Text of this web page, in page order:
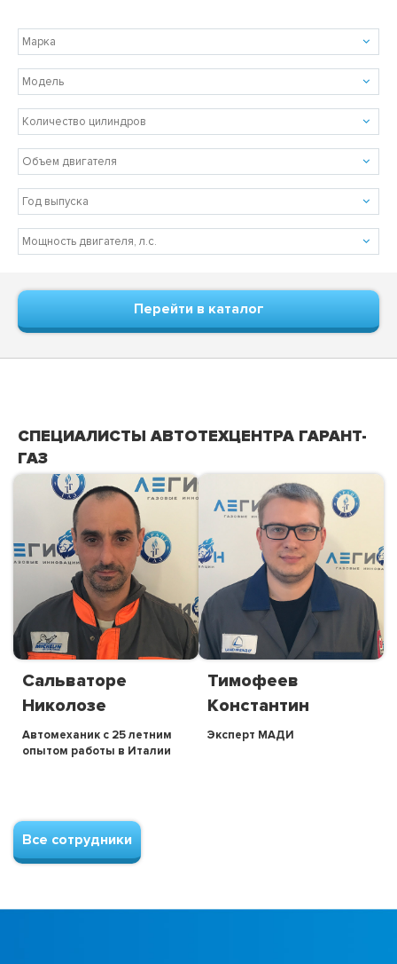
Перейти в каталог
СПЕЦИАЛИСТЫ АВТОТЕХЦЕНТРА ГАРАНТ-
ГАЗ
Сальваторе
Николозе
Автомеханик с 25 летним
опытом работы в Италии
Тимофеев
Константин
Эксперт МАДИ
Все сотрудники